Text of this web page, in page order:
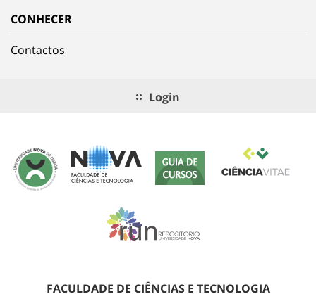
CONHECER
Contactos
Login
FACULDADE DE CIÊNCIAS E TECNOLOGIA